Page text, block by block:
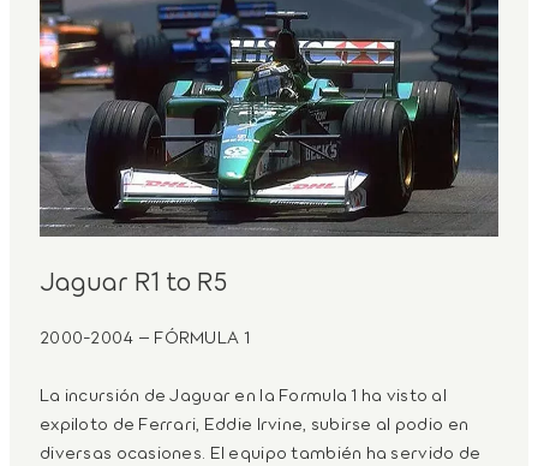
Jaguar R1 to R5
2000-2004 – FÓRMULA 1
La incursión de Jaguar en la Formula 1 ha visto al
expiloto de Ferrari, Eddie Irvine, subirse al podio en
diversas ocasiones. El equipo también ha servido de